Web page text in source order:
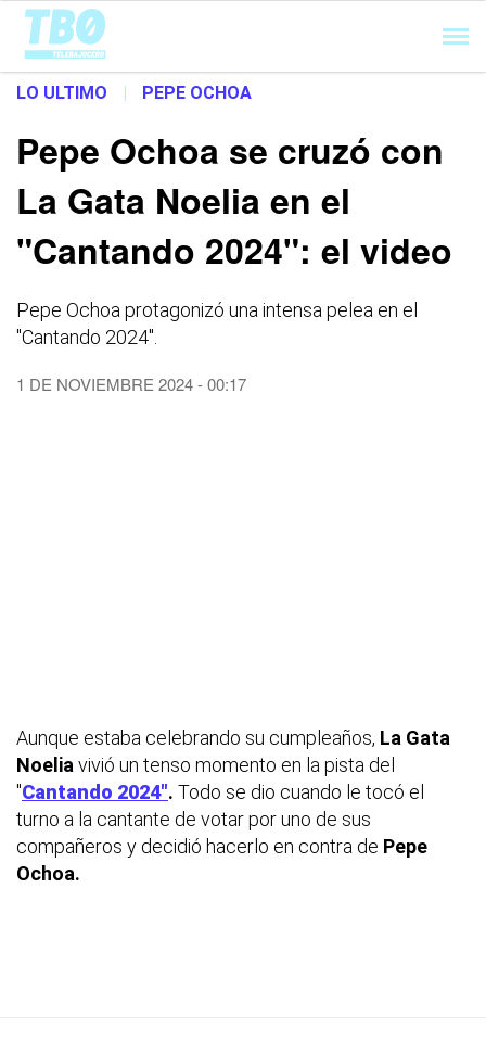
Cargando...
LO ULTIMO | PEPE OCHOA
Pepe Ochoa se cruzó con
La Gata Noelia en el
"Cantando 2024": el video
Pepe Ochoa protagonizó una intensa pelea en el
"Cantando 2024".
1 DE NOVIEMBRE 2024 - 00:17
Aunque estaba celebrando su cumpleaños, La Gata
Noelia vivió un tenso momento en la pista del
"Cantando 2024". Todo se dio cuando le tocó el
turno a la cantante de votar por uno de sus
compañeros y decidió hacerlo en contra de Pepe
Ochoa.